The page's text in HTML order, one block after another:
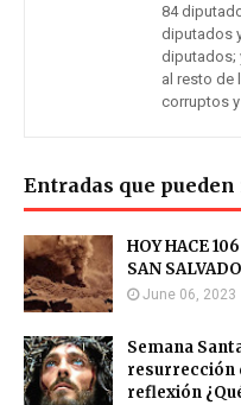
84
diputados
diputados;
al resto de
corruptos
Entradas que
HOY HACE
SAN
June 06, 2023
Semana
resurrección
reflexión